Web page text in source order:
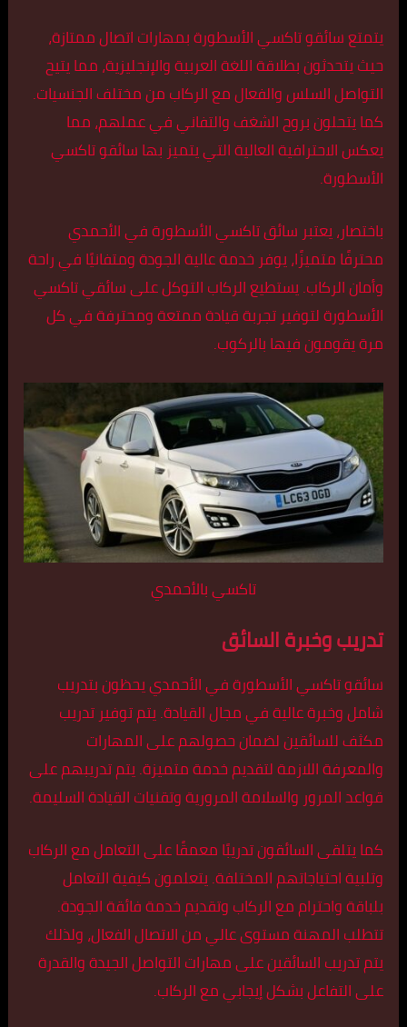
يتمتع سائقو تاكسي الأسطورة بمهارات اتصال ممتازة،
حيث يتحدثون بطلاقة اللغة العربية والإنجليزية، مما يتيح
التواصل السلس والفعال مع الركاب من مختلف الجنسيات.
كما يتحلون بروح الشغف والتفاني في عملهم، مما
يعكس الاحترافية العالية التي يتميز بها سائقو تاكسي
الأسطورة.
باختصار، يعتبر سائق تاكسي الأسطورة في الأحمدي
محترفًا متميزًا، يوفر خدمة عالية الجودة ومتفانيًا في راحة
وأمان الركاب. يستطيع الركاب التوكل على سائقي تاكسي
الأسطورة لتوفير تجربة قيادة ممتعة ومحترفة في كل
مرة يقومون فيها بالركوب.
تاكسي بالأحمدي
تدريب وخبرة السائق
سائقو تاكسي الأسطورة في الأحمدي يحظون بتدريب
شامل وخبرة عالية في مجال القيادة. يتم توفير تدريب
مكثف للسائقين لضمان حصولهم على المهارات
والمعرفة اللازمة لتقديم خدمة متميزة. يتم تدريبهم على
قواعد المرور والسلامة المرورية وتقنيات القيادة السليمة.
كما يتلقى السائقون تدريبًا معمقًا على التعامل مع الركاب
وتلبية احتياجاتهم المختلفة. يتعلمون كيفية التعامل
بلباقة واحترام مع الركاب وتقديم خدمة فائقة الجودة.
تتطلب المهنة مستوى عالي من الاتصال الفعال، ولذلك
يتم تدريب السائقين على مهارات التواصل الجيدة والقدرة
على التفاعل بشكل إيجابي مع الركاب.